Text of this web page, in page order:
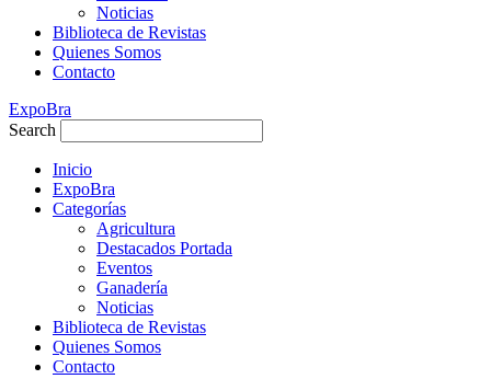
Noticias
Biblioteca de Revistas
Quienes Somos
Contacto
ExpoBra
Search
Inicio
ExpoBra
Categorías
Agricultura
Destacados Portada
Eventos
Ganadería
Noticias
Biblioteca de Revistas
Quienes Somos
Contacto